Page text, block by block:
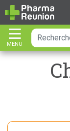
MENU
AFFICHER LA